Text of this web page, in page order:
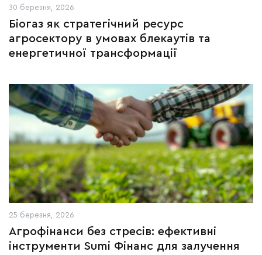
30 березня, 2026
Біогаз як стратегічний ресурс
агросектору в умовах блекаутів та
енергетичної трансформації
25 березня, 2026
Агрофінанси без стресів: ефективні
інструменти Sumi Фінанс для залучення